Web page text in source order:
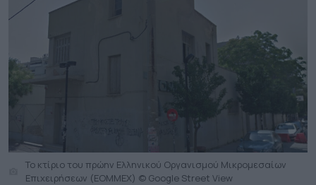
To κτίριο του πρώην Ελληνικού Οργανισμού Μικρομεσαίων
Επιχειρήσεων (ΕΟΜΜΕΧ) © Google Street View